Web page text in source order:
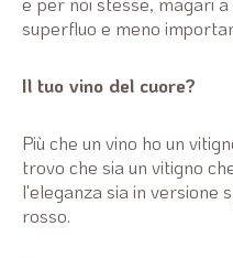
superfluo e meno
Il tuo vino del cuore?
Più che un vino ho un
trovo che sia un vitigno
l'eleganza sia in versione
rosso.